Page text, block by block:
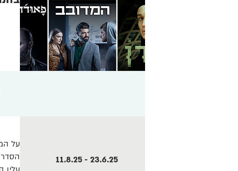
על
23.6.25 - 11.8.25